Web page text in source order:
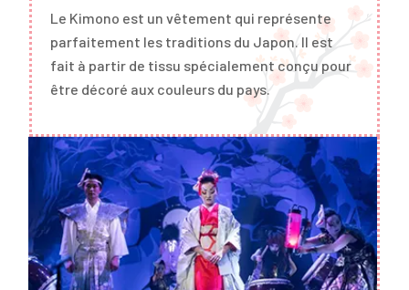
Le Kimono est un vêtement qui représente
parfaitement les traditions du Japon. Il est
fait à partir de tissu spécialement conçu pour
être décoré aux couleurs du pays.